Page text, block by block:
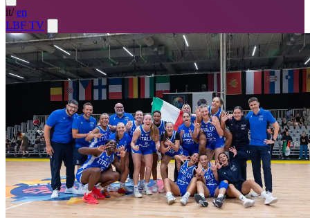
it/ en
LBF TV